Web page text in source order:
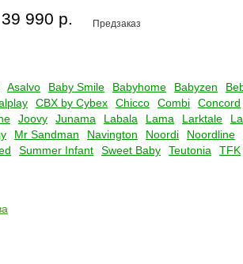
Предзаказ
39 990 р.
Asalvo Baby Smile Babyhome Babyzen
CBX by Cybex Chicco Combi Concord
Joovy Junama Labala Lama Larktale
Mr Sandman Navington Noordi Noordline
Summer Infant Sweet Baby Teutonia TFK